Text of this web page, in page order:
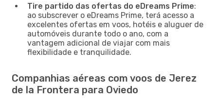
Tire partido das ofertas do eDreams Prime:
ao subscrever o eDreams Prime, terá acesso a
excelentes ofertas em voos, hotéis e aluguer de
automóveis durante todo o ano, com a
vantagem adicional de viajar com mais
flexibilidade e tranquilidade.
Companhias aéreas com voos de Jerez
de la Frontera para Oviedo